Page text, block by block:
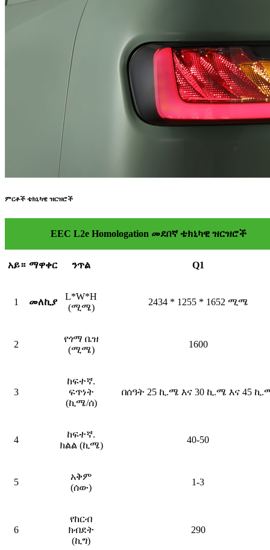
ምርቶች ቴክኒካዊ ዝርዝሮች
EEC L2e Homologation መደበኛ ቴክኒካዊ ዝርዝሮች
አይ። ማዋቀር ንጥል Q1
1 መለኪያ
L*W*H
(ሚሜ)
2434 * 1255 * 1652 ሚሜ
2
የጎማ ቤዝ
(ሚሜ)
1600
3
ከፍተኛ.
ፍጥነት
(ኪሜ/ሰ)
በሰዓት 25 ኪ.ሜ እና 30 ኪ.ሜ እና 45
4
ከፍተኛ.
ክልል (ኪሜ)
40-50
5
አቅም
(ሰው)
1-3
6
የከርብ
ክብደት
(ኪግ)
290